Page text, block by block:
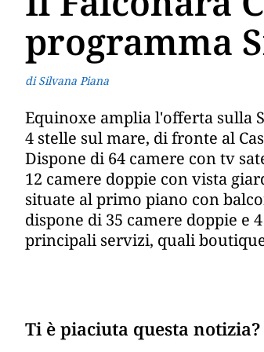
programma
di Silvana Piana
Equinoxe amplia l'offerta sulla
4 stelle sul mare, di fronte al
Dispone di 64 camere con tv
12 camere doppie con vista
situate al primo piano con
dispone di 35 camere doppie
principali servizi, quali
Ti è piaciuta questa notizia?